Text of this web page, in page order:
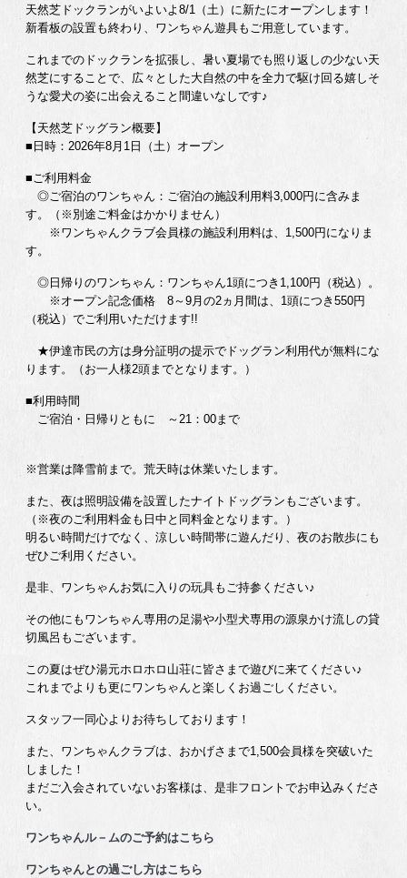
天然芝ドックランがいよいよ8/1（土）に新たにオープンします！
新看板の設置も終わり、ワンちゃん遊具もご用意しています。
これまでのドックランを拡張し、暑い夏場でも照り返しの少ない天
然芝にすることで、広々とした大自然の中を全力で駆け回る嬉しそ
うな愛犬の姿に出会えること間違いなしです♪
【天然芝ドッグラン概要】
■日時：2026年8月1日（土）オープン
■ご利用料金
◎ご宿泊のワンちゃん：ご宿泊の施設利用料3,000円に含みま
す。（※別途ご料金はかかりません）
※ワンちゃんクラブ会員様の施設利用料は、1,500円になりま
す。
◎日帰りのワンちゃん：ワンちゃん1頭につき1,100円（税込）。
※オープン記念価格 8～9月の2ヵ月間は、1頭につき550円
（税込）でご利用いただけます!!
★伊達市民の方は身分証明の提示でドッグラン利用代が無料にな
ります。（お一人様2頭までとなります。）
■利用時間
ご宿泊・日帰りともに ～21：00まで
※営業は降雪前まで。荒天時は休業いたします。
また、夜は照明設備を設置したナイトドッグランもございます。
（※夜のご利用料金も日中と同料金となります。）
明るい時間だけでなく、涼しい時間帯に遊んだり、夜のお散歩にも
ぜひご利用ください。
是非、ワンちゃんお気に入りの玩具もご持参ください♪
その他にもワンちゃん専用の足湯や小型犬専用の源泉かけ流しの貸
切風呂もございます。
この夏はぜひ湯元ホロホロ山荘に皆さまで遊びに来てください♪
これまでよりも更にワンちゃんと楽しくお過ごしください。
スタッフ一同心よりお待ちしております！
また、ワンちゃんクラブは、おかげさまで1,500会員様を突破いた
しました！
まだご入会されていないお客様は、是非フロントでお申込みくださ
い。
ワンちゃんル－ムのご予約はこちら
ワンちゃんとの過ごし方はこちら